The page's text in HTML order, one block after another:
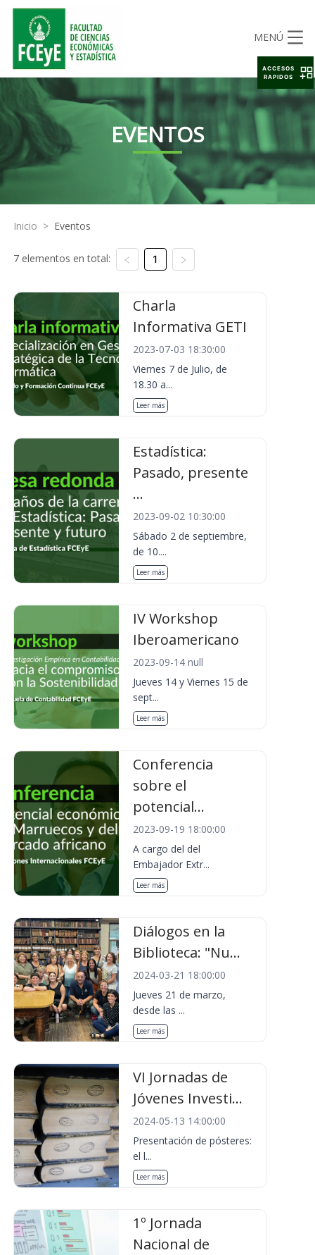
MENÚ
EVENTOS
Inicio > Eventos
7 elementos en total: 1
Charla
Informativa GETI
2023-07-03 18:30:00
Viernes 7 de Julio, de
18.30 a...
Leer más
Estadística:
Pasado, presente
...
2023-09-02 10:30:00
Sábado 2 de septiembre,
de 10....
Leer más
IV Workshop
Iberoamericano
2023-09-14 null
Jueves 14 y Viernes 15 de
sept...
Leer más
Conferencia
sobre el
potencial...
2023-09-19 18:00:00
A cargo del del
Embajador Extr...
Leer más
Diálogos en la
Biblioteca: "Nu...
2024-03-21 18:00:00
Jueves 21 de marzo,
desde las ...
Leer más
VI Jornadas de
Jóvenes Investi...
2024-05-13 14:00:00
Presentación de pósteres:
el l...
Leer más
1º Jornada
Nacional de
ACCESOS
RAPIDOS